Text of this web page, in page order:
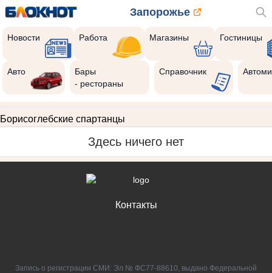
Запорожье
Новости Работа Магазины Гостиницы
Авто
Бары
- рестораны
Справочник
Борисоглебские спартанцы
Здесь ничего нет
Контакты
Запись о регистрации СМИ: Эл № ФС77-88610, выдано Федеральной